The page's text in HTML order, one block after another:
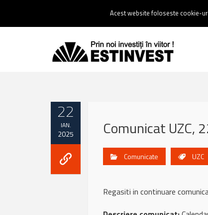
0237 238 900 |Email :
22
IAN.
2025 Comunicat UZC,
Comunicate UZC
Regasiti in continuare
Acest website foloseste cookie-